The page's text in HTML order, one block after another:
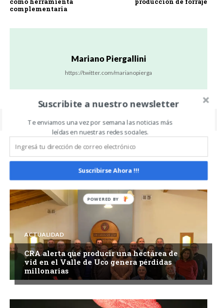
complementaria
Mariano Piergallini
https://twitter.com/marianopierga
Related Articles
ACTUALIDAD
CRA alerta que producir una hectárea de
vid en el Valle de Uco genera pérdidas
millonarias
Suscribite a nuestro newsletter
Te enviamos una vez por semana las noticias más
leídas en nuestras redes sociales.
Suscribirse Ahora !!!